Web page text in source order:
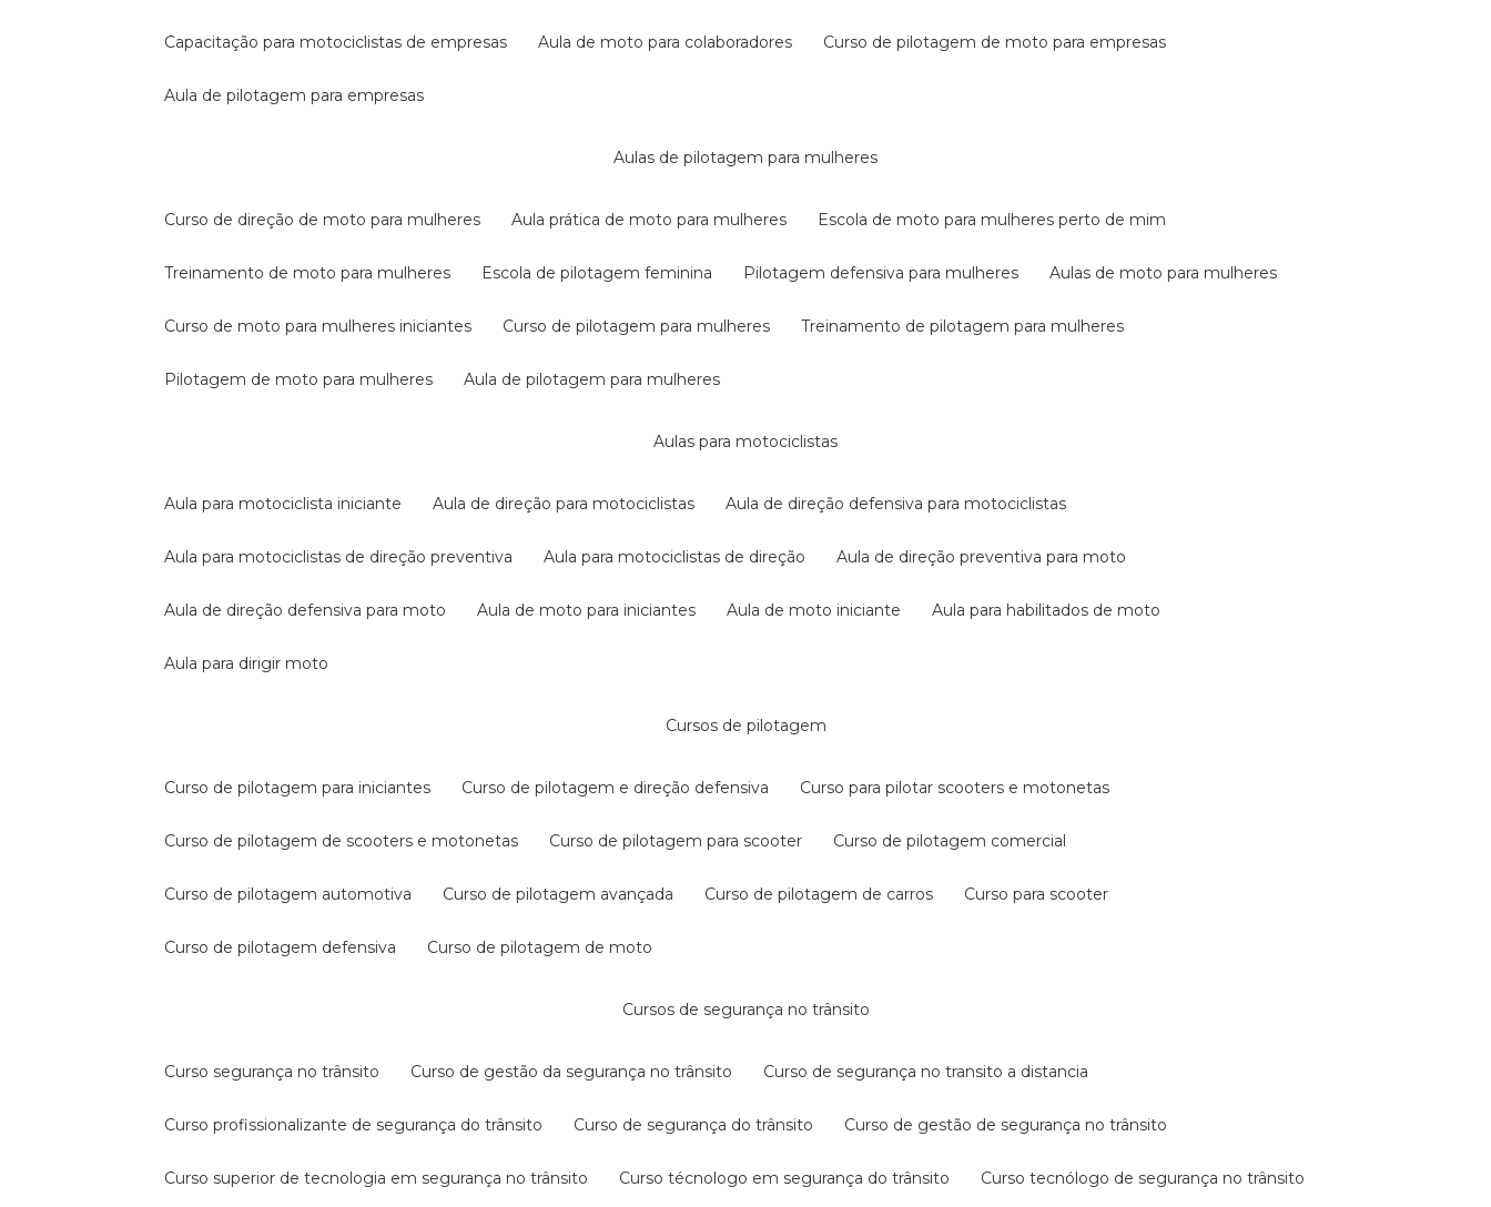
capacitação para motociclistas de empresas aula de moto para colaboradores curso de pilotagem de moto para empresas
aula de pilotagem para empresas
aulas de pilotagem para mulheres
curso de direção de moto para mulheres aula prática de moto para mulheres escola de moto para mulheres perto de mim
treinamento de moto para mulheres escola de pilotagem feminina pilotagem defensiva para mulheres aulas de moto para mulheres
curso de moto para mulheres iniciantes curso de pilotagem para mulheres treinamento de pilotagem para mulheres
pilotagem de moto para mulheres aula de pilotagem para mulheres
aulas para motociclistas
aula para motociclista iniciante aula de direção para motociclistas aula de direção defensiva para motociclistas
aula para motociclistas de direção preventiva aula para motociclistas de direção aula de direção preventiva para moto
aula de direção defensiva para moto aula de moto para iniciantes aula de moto iniciante aula para habilitados de moto
aula para dirigir moto
cursos de pilotagem
curso de pilotagem para iniciantes curso de pilotagem e direção defensiva curso para pilotar scooters e motonetas
curso de pilotagem de scooters e motonetas curso de pilotagem para scooter curso de pilotagem comercial
curso de pilotagem automotiva curso de pilotagem avançada curso de pilotagem de carros curso para scooter
curso de pilotagem defensiva curso de pilotagem de moto
cursos de segurança no trânsito
curso segurança no trânsito curso de gestão da segurança no trânsito curso de segurança no transito a distancia
curso profissionalizante de segurança do trânsito curso de segurança do trânsito curso de gestão de segurança no trânsito
curso superior de tecnologia em segurança no trânsito curso técnologo em segurança do trânsito curso tecnólogo de segurança no trânsito